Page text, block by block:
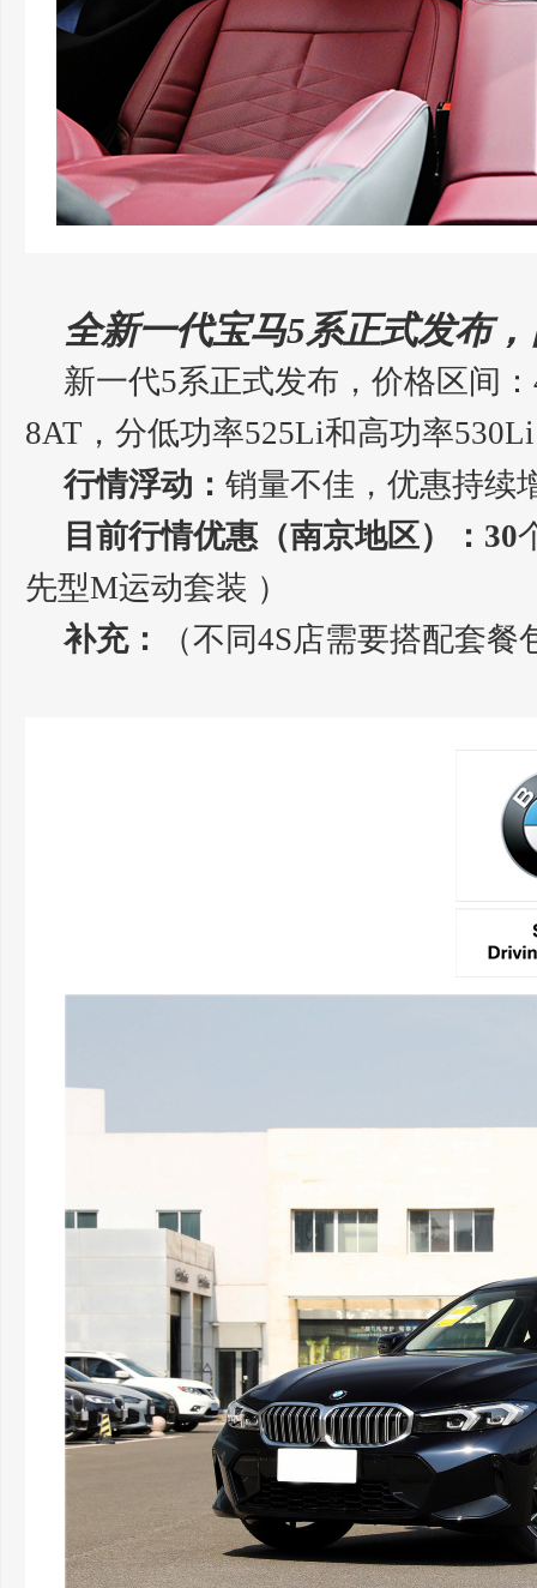
全新一代宝马5系正式发布
新一代5系正式发布，价格区间
8AT，分低功率525Li和高功率
行情浮动： 销量不佳，优惠持续
目前行情优惠（南京地区）：30
先型M运动套装 ）
补充：
（不同4S店需要搭配套